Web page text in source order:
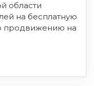
области
на бесплатную
продвижению на